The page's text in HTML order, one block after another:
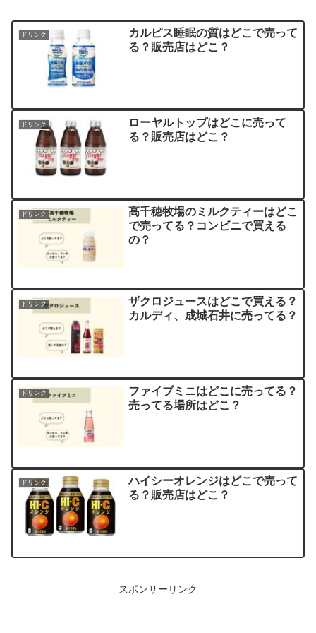
ドリンク
カルピス睡眠の質はどこで売って
る？販売店はどこ？
ドリンク
ローヤルトップはどこに売って
る？販売店はどこ？
ドリンク
高千穂牧場のミルクティーはどこ
で売ってる？コンビニで買える
の？
ドリンク
ザクロジュースはどこで買える？
カルディ、成城石井に売ってる？
ドリンク
ファイブミニはどこに売ってる？
売ってる場所はどこ？
ドリンク
ハイシーオレンジはどこで売って
る？販売店はどこ？
スポンサーリンク